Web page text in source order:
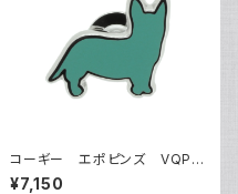
コーギー エポピンズ VQP-
0504
¥7,150